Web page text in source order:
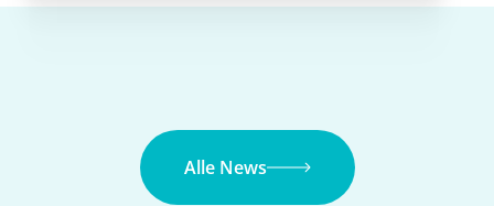
Alle News